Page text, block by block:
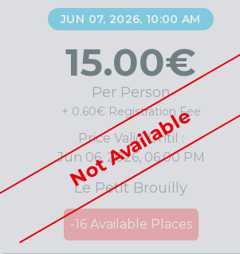
Not Available
JUN 07, 2026, 10:00 AM
15.00€
Per Person
+ 0.60€ Registration Fee
Price Valid Until :
Jun 06, 2026, 06:00 PM
Le Petit Brouilly
-16 Available Places